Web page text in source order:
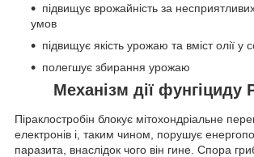
підвищує врожайність за
умов
підвищує якість урожаю та вміст олії у
полегшує збирання урожаю
Механізм дії фунгіциду
Піраклостробін блокує мітохондріальне
електронів і, таким чином, порушує
паразита, внаслідок чого він гине. Спора